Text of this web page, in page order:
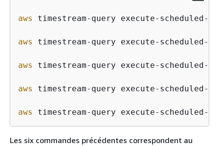
aws timestream-query execute-scheduled-
aws timestream-query execute-scheduled-
aws timestream-query execute-scheduled-
aws timestream-query execute-scheduled-
aws timestream-query execute-scheduled-
Les six commandes précédentes correspondent au